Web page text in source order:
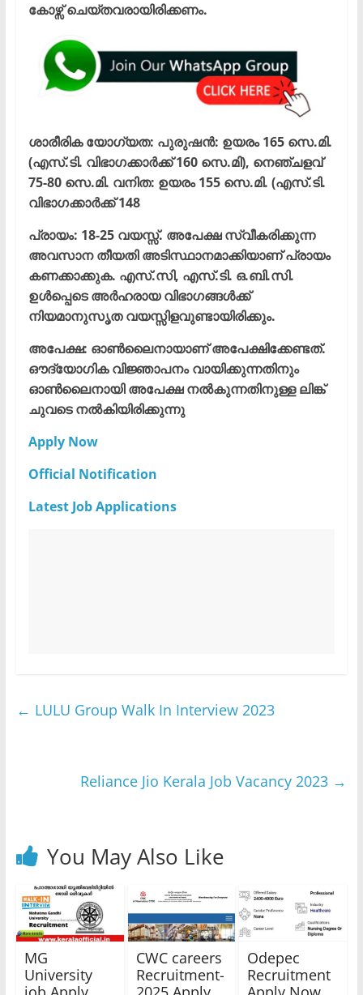
കോഴ്സ് ചെയ്തവരായിരിക്കണം.
ശാരീരിക യോഗ്യത: പുരുഷൻ: ഉയരം 165 സെ.മി.
(എസ്.ടി. വിഭാഗക്കാർക്ക് 160 സെ.മി), നെഞ്ചളവ്
75-80 സെ.മി. വനിത: ഉയരം 155 സെ.മി. (എസ്.ടി.
വിഭാഗക്കാർക്ക് 148
പ്രായം: 18-25 വയസ്സ്. അപേക്ഷ സ്വീകരിക്കുന്ന
അവസാന തീയതി അടിസ്ഥാനമാക്കിയാണ് പ്രായം
കണക്കാക്കുക. എസ്.സി, എസ്.ടി. ഒ.ബി.സി.
ഉൾപ്പെടെ അർഹരായ വിഭാഗങ്ങൾക്ക്
നിയമാനുസൃത വയസ്സിളവുണ്ടായിരിക്കും.
അപേക്ഷ: ഓൺലൈനായാണ് അപേക്ഷിക്കേണ്ടത്.
ഔദ്യോഗിക വിജ്ഞാപനം വായിക്കുന്നതിനും
ഓൺലൈനായി അപേക്ഷ നൽകുന്നതിനുള്ള ലിങ്ക്
ചുവടെ നൽകിയിരിക്കുന്നു
Apply Now
Official Notification
Latest Job Applications
← LULU Group Walk In Interview 2023
Reliance Jio Kerala Job Vacancy 2023 →
You May Also Like
MG
University
CWC careers
Recruitment-
Odepec
Recruitment